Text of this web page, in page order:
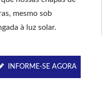
mesmo sob
à luz solar.
INFORME-SE AGORA